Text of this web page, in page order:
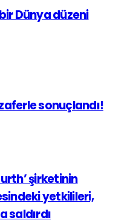
Dünya düzeni
sonuçlandı!
şirketinin
yetkilileri,
saldırdı